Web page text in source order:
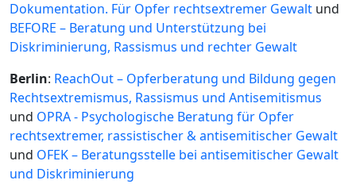
Dokumentation. Für Opfer rechtsextremer Gewalt und
BEFORE – Beratung und Unterstützung bei
Diskriminierung, Rassismus und rechter Gewalt
Berlin: ReachOut – Opferberatung und Bildung gegen
Rechtsextremismus, Rassismus und Antisemitismus
und OPRA - Psychologische Beratung für Opfer
rechtsextremer, rassistischer & antisemitischer Gewalt
und OFEK – Beratungsstelle bei antisemitischer Gewalt
und Diskriminierung